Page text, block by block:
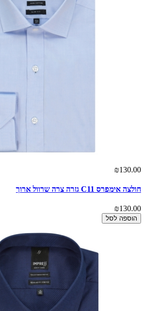
₪130.00
חולצה אימפרס C11 גזרה צרה שרוול ארוך
₪130.00
הוספה לסל